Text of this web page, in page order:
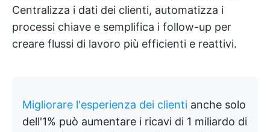
Centralizza i dati dei clienti, automatizza i
processi chiave e semplifica i follow-up per
creare flussi di lavoro più efficienti e reattivi.
Migliorare l'esperienza dei clienti anche solo
dell'1% può aumentare i ricavi di 1 miliardo di